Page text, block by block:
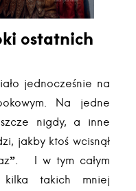
ostatnich
jednocześnie na
Na jedne
nigdy, a inne
jakby ktoś wcisnął
I w tym całym
takich mniej